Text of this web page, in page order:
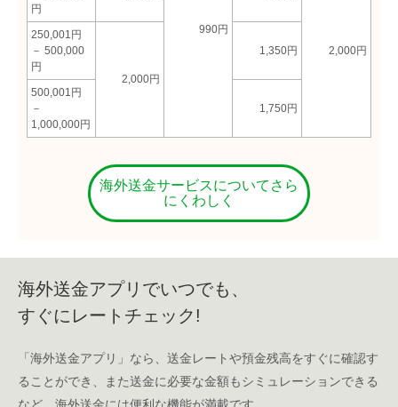
990円
円
2,000円
250,001円
－ 500,000
円
2,000円
1,350円
500,001円
－
1,000,000円
1,750円
海外送金サービスについてさら
にくわしく
海外送金アプリでいつでも、
すぐにレートチェック!
「海外送金アプリ」なら、送金レートや預金残高をすぐに確認す
ることができ、また送金に必要な金額もシミュレーションできる